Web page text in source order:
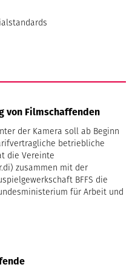
von Filmschaffenden
der Kamera soll ab Beginn
betriebliche
die Vereinte
zusammen mit der
BFFS die
für Arbeit und